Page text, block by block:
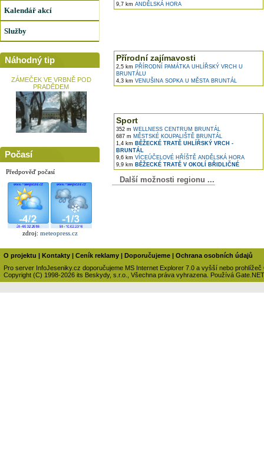
Kalendář akcí
Služby
Náhodný tip
ZÁMEČEK VE VRBNĚ POD
PRADĚDEM
Počasí
Předpověď počasí
zdroj: meteopress.cz
9,7 km ANDĚLSKÁ HORA
Přírodní zajímavosti
2,5 km PŘÍRODNÍ PAMÁTKA UHLÍŘSKÝ VRCH U
BRUNTÁLU
4,3 km VENUŠINA SOPKA U MĚSTA BRUNTÁL
Sport
352 m WELLNESS CENTRUM BRUNTÁL
687 m MĚSTSKÉ KOUPALIŠTĚ BRUNTÁL
1,4 km BĚŽECKÉ TRATĚ UHLÍŘSKÝ VRCH -
BRUNTÁL
9,6 km VÍCEÚČELOVÉ HŘÍŠTĚ ANDĚLSKÁ HORA
9,9 km BĚŽECKÉ TRATĚ V OKOLÍ BŘIDLIČNÉ
Další možnosti regionu ...
O projektu Kontakty Ceník reklamy Doporučujeme
Ochrana osobních údajů
Pro server InfoJeseniky.cz doporučujeme MS Internet Explorer 7.0 a vyšší nebo prohlížeč
Copyright (C) 1998-2026 its Beskydy, s.r.o., Všechna práva vyhrazena. Používá